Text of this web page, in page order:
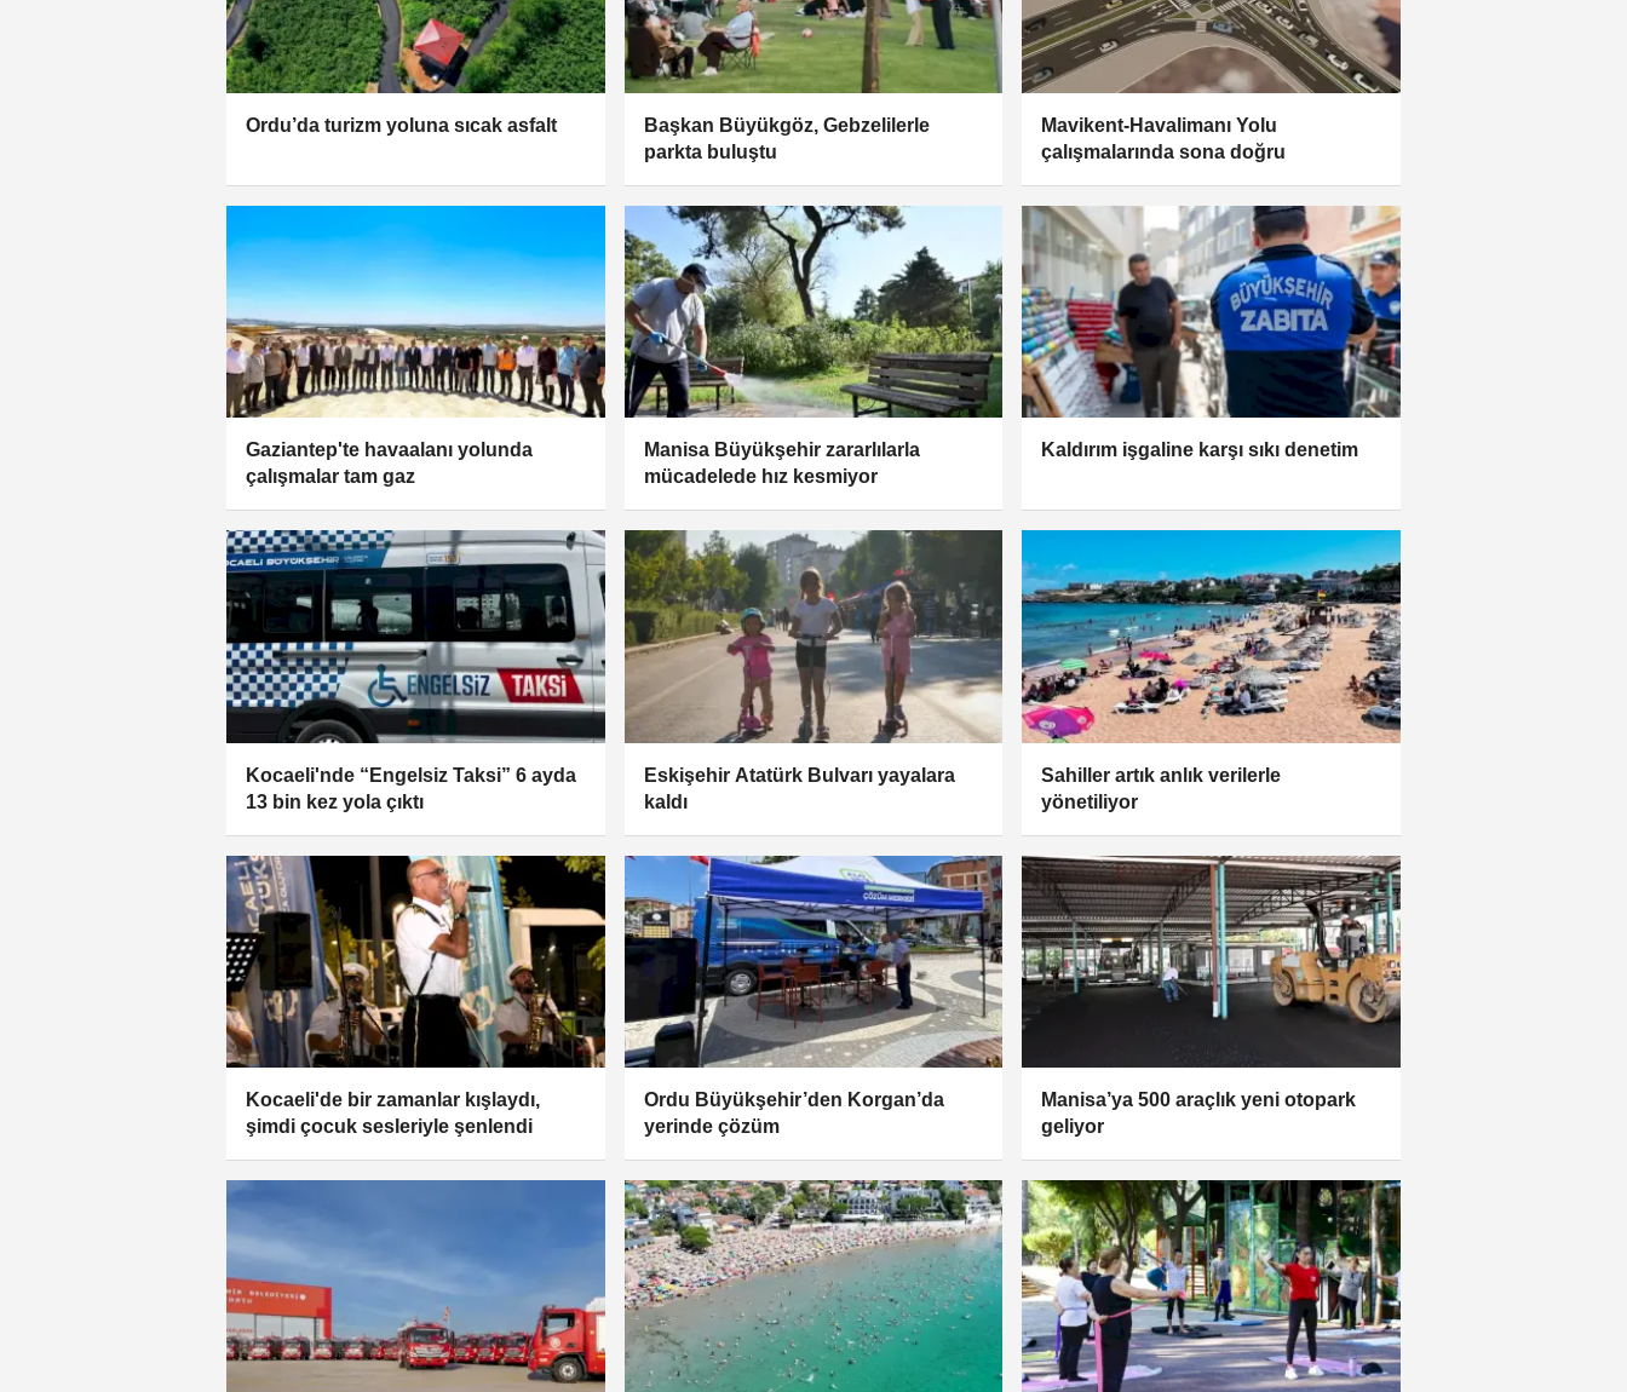
Ordu’da turizm yoluna sıcak asfalt
Başkan Büyükgöz, Gebzelilerle
parkta buluştu
Mavikent-Havalimanı Yolu
çalışmalarında sona doğru
Gaziantep'te havaalanı yolunda
çalışmalar tam gaz
Manisa Büyükşehir zararlılarla
mücadelede hız kesmiyor
Kaldırım işgaline karşı sıkı denetim
Kocaeli'nde “Engelsiz Taksi” 6 ayda
13 bin kez yola çıktı
Eskişehir Atatürk Bulvarı yayalara
kaldı
Sahiller artık anlık verilerle
yönetiliyor
Kocaeli'de bir zamanlar kışlaydı,
şimdi çocuk sesleriyle şenlendi
Ordu Büyükşehir’den Korgan’da
yerinde çözüm
Manisa’ya 500 araçlık yeni otopark
geliyor